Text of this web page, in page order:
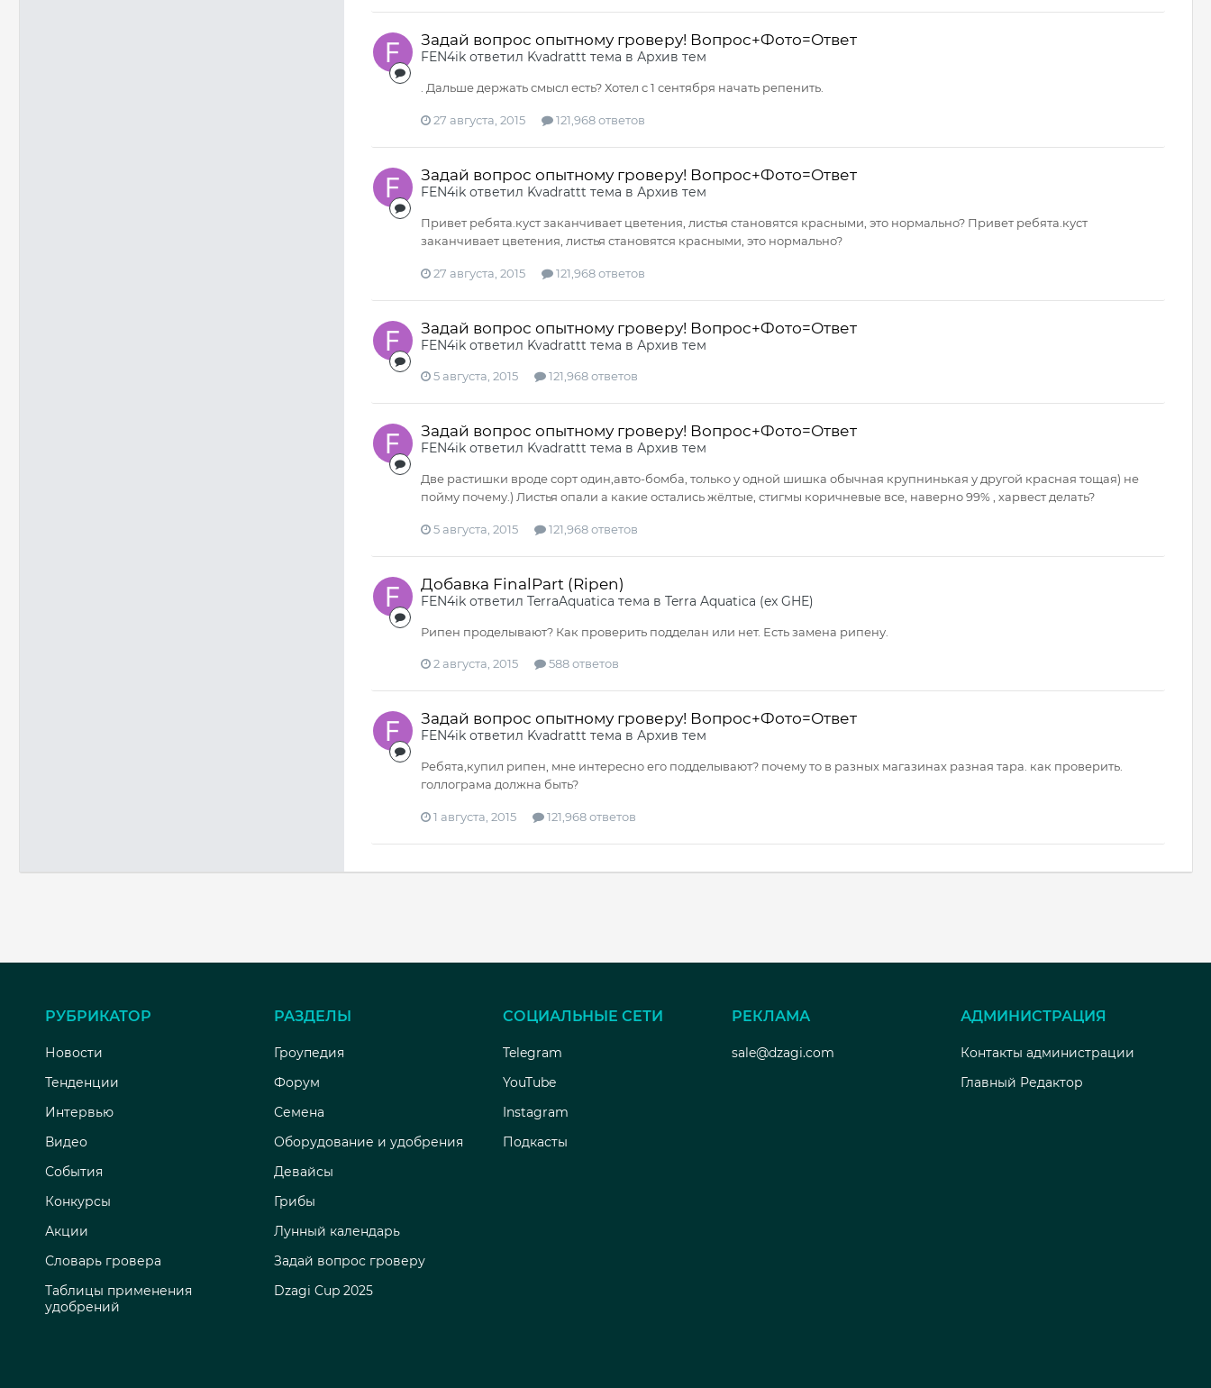
Задай вопрос опытному гроверу! Вопрос+Фото=Ответ
FEN4ikответил Kvadrattt тема в Архив тем
. Дальше держать смысл есть? Хотел с 1 сентября начать репенить.
27 августа, 2015 121,968 ответов
Задай вопрос опытному гроверу! Вопрос+Фото=Ответ
FEN4ikответил Kvadrattt тема в Архив тем
Привет ребята.куст заканчивает цветения, листья становятся красными, это нормально? Привет ребята.куст
заканчивает цветения, листья становятся красными, это нормально?
27 августа, 2015 121,968 ответов
Задай вопрос опытному гроверу! Вопрос+Фото=Ответ
FEN4ikответил Kvadrattt тема в Архив тем
5 августа, 2015 121,968 ответов
Задай вопрос опытному гроверу! Вопрос+Фото=Ответ
FEN4ikответил Kvadrattt тема в Архив тем
Две растишки вроде сорт один,авто-бомба, только у одной шишка обычная крупнинькая у другой красная тощая) не
пойму почему.) Листья опали а какие остались жёлтые, стигмы коричневые все, наверно 99% , харвест делать?
5 августа, 2015 121,968 ответов
Добавка FinalPart (Ripen)
FEN4ikответил TerraAquatica тема в Terra Aquatica (ex GHE)
Рипен проделывают? Как проверить подделан или нет. Есть замена рипену.
2 августа, 2015 588 ответов
Задай вопрос опытному гроверу! Вопрос+Фото=Ответ
FEN4ikответил Kvadrattt тема в Архив тем
Ребята,купил рипен, мне интересно его подделывают? почему то в разных магазинах разная тара. как проверить.
голлограма должна быть?
1 августа, 2015 121,968 ответов
РУБРИКАТОР
Новости
Тенденции
Интервью
Видео
События
Конкурсы
Акции
Словарь гровера
Таблицы применения
удобрений
РАЗДЕЛЫ
Гроупедия
Форум
Семена
Оборудование и удобрения
Девайсы
Грибы
Лунный календарь
Задай вопрос гроверу
Dzagi Cup 2025
СОЦИАЛЬНЫЕ СЕТИ
Telegram
YouTube
Instagram
Подкасты
РЕКЛАМА
sale@dzagi.com
АДМИНИСТРАЦИЯ
Контакты администрации
Главный Редактор